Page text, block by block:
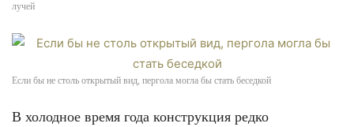
лучей
Если бы не столь открытый вид, пергола могла бы стать беседкой
В холодное время года конструкция редко